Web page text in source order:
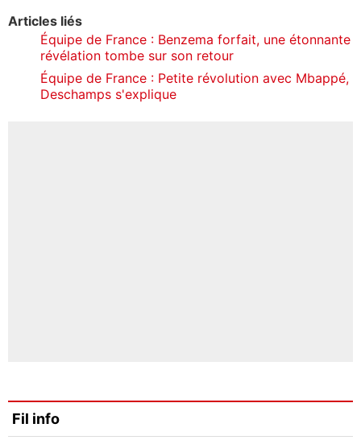
Articles liés
Équipe de France : Benzema forfait, une étonnante
révélation tombe sur son retour
Équipe de France : Petite révolution avec Mbappé,
Deschamps s'explique
Fil info